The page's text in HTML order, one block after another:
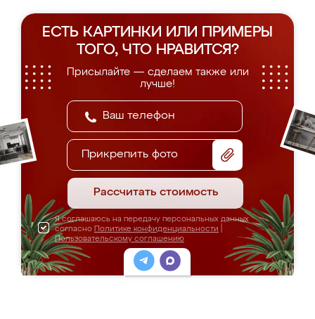
ЕСТЬ КАРТИНКИ ИЛИ ПРИМЕРЫ
ТОГО, ЧТО НРАВИТСЯ?
Присылайте — сделаем также или
лучше!
Прикрепить фото
Рассчитать стоимость
Я соглашаюсь на передачу персональных данных
согласно Политике конфиденциальности
Пользовательскому соглашению